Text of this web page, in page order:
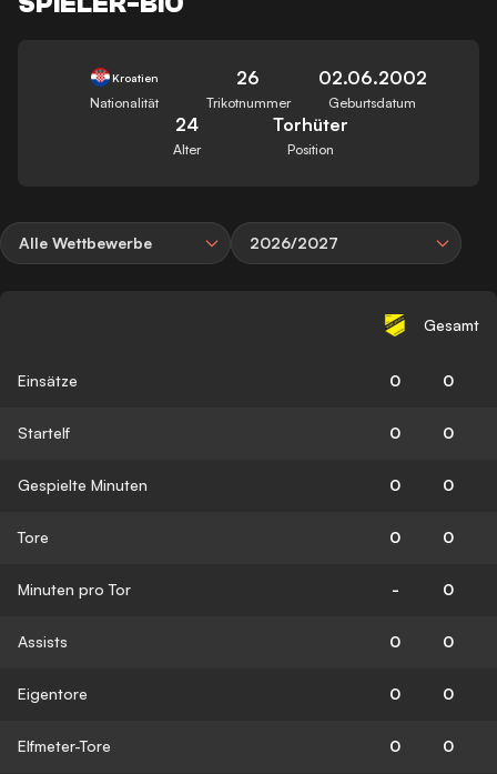
Kroatien
Nationalität
26
Trikotnummer
02.06.2002
Geburtsdatum
24
Alter
Torhüter
Position
Alle Wettbewerbe 2026/2027
Gesamt
Einsätze 0 0
Startelf 0 0
Gespielte Minuten 0 0
Tore 0 0
Minuten pro Tor - 0
Assists 0 0
Eigentore 0 0
Elfmeter-Tore 0 0